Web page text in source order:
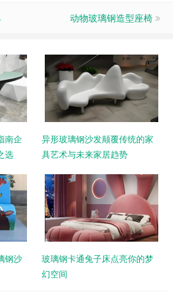
动物玻璃钢造型座椅
南企
选
异形玻璃钢沙发颠覆传统的家
具艺术与未来家居趋势
钢沙
玻璃钢卡通兔子床点亮你的梦
幻空间